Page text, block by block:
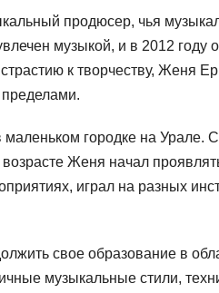
продюсер, чья
музыкой, и в 2012 году
к творчеству, Женя
городке на Урале.
Женя начал
играл на разных
свое образование в
музыкальные стили,